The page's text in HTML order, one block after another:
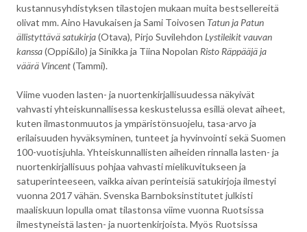
kustannusyhdistyksen tilastojen mukaan muita bestsellereitä
olivat mm. Aino Havukaisen ja Sami Toivosen Tatun ja Patun
ällistyttävä satukirja(Otava), Pirjo Suvilehdon Lystileikit vauvan
kanssa(Oppi&ilo) ja Sinikka ja Tiina Nopolan Risto Räppääjä ja
väärä Vincent(Tammi).
Viime vuoden lasten- ja nuortenkirjallisuudessa näkyivät
vahvasti yhteiskunnallisessa keskustelussa esillä olevat aiheet,
kuten ilmastonmuutos ja ympäristönsuojelu, tasa-arvo ja
erilaisuuden hyväksyminen, tunteet ja hyvinvointi sekä Suomen
100-vuotisjuhla. Yhteiskunnallisten aiheiden rinnalla lasten- ja
nuortenkirjallisuus pohjaa vahvasti mielikuvitukseen ja
satuperinteeseen, vaikka aivan perinteisiä satukirjoja ilmestyi
vuonna 2017 vähän. Svenska Barnboksinstitutet julkisti
maaliskuun lopulla omat tilastonsa viime vuonna Ruotsissa
ilmestyneistä lasten- ja nuortenkirjoista. Myös Ruotsissa